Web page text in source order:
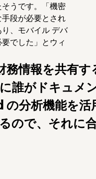
うです。「機密
段が必要とされ
、モバイル デバ
でした」とウィ
務情報を共有
誰がドキュメ
分析機能を活
ので、それに